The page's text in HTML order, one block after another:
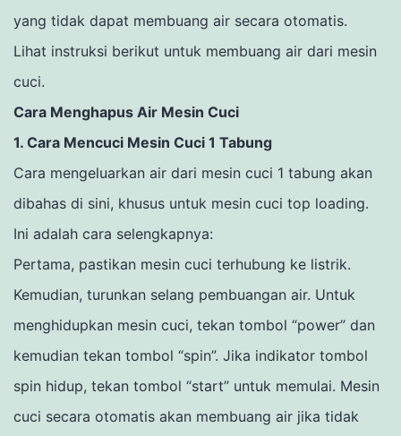
yang tidak dapat membuang air secara otomatis.
Lihat instruksi berikut untuk membuang air dari mesin
cuci.
Cara Menghapus Air Mesin Cuci
1. Cara Mencuci Mesin Cuci 1 Tabung
Cara mengeluarkan air dari mesin cuci 1 tabung akan
dibahas di sini, khusus untuk mesin cuci top loading.
Ini adalah cara selengkapnya:
Pertama, pastikan mesin cuci terhubung ke listrik.
Kemudian, turunkan selang pembuangan air. Untuk
menghidupkan mesin cuci, tekan tombol “power” dan
kemudian tekan tombol “spin”. Jika indikator tombol
spin hidup, tekan tombol “start” untuk memulai. Mesin
cuci secara otomatis akan membuang air jika tidak